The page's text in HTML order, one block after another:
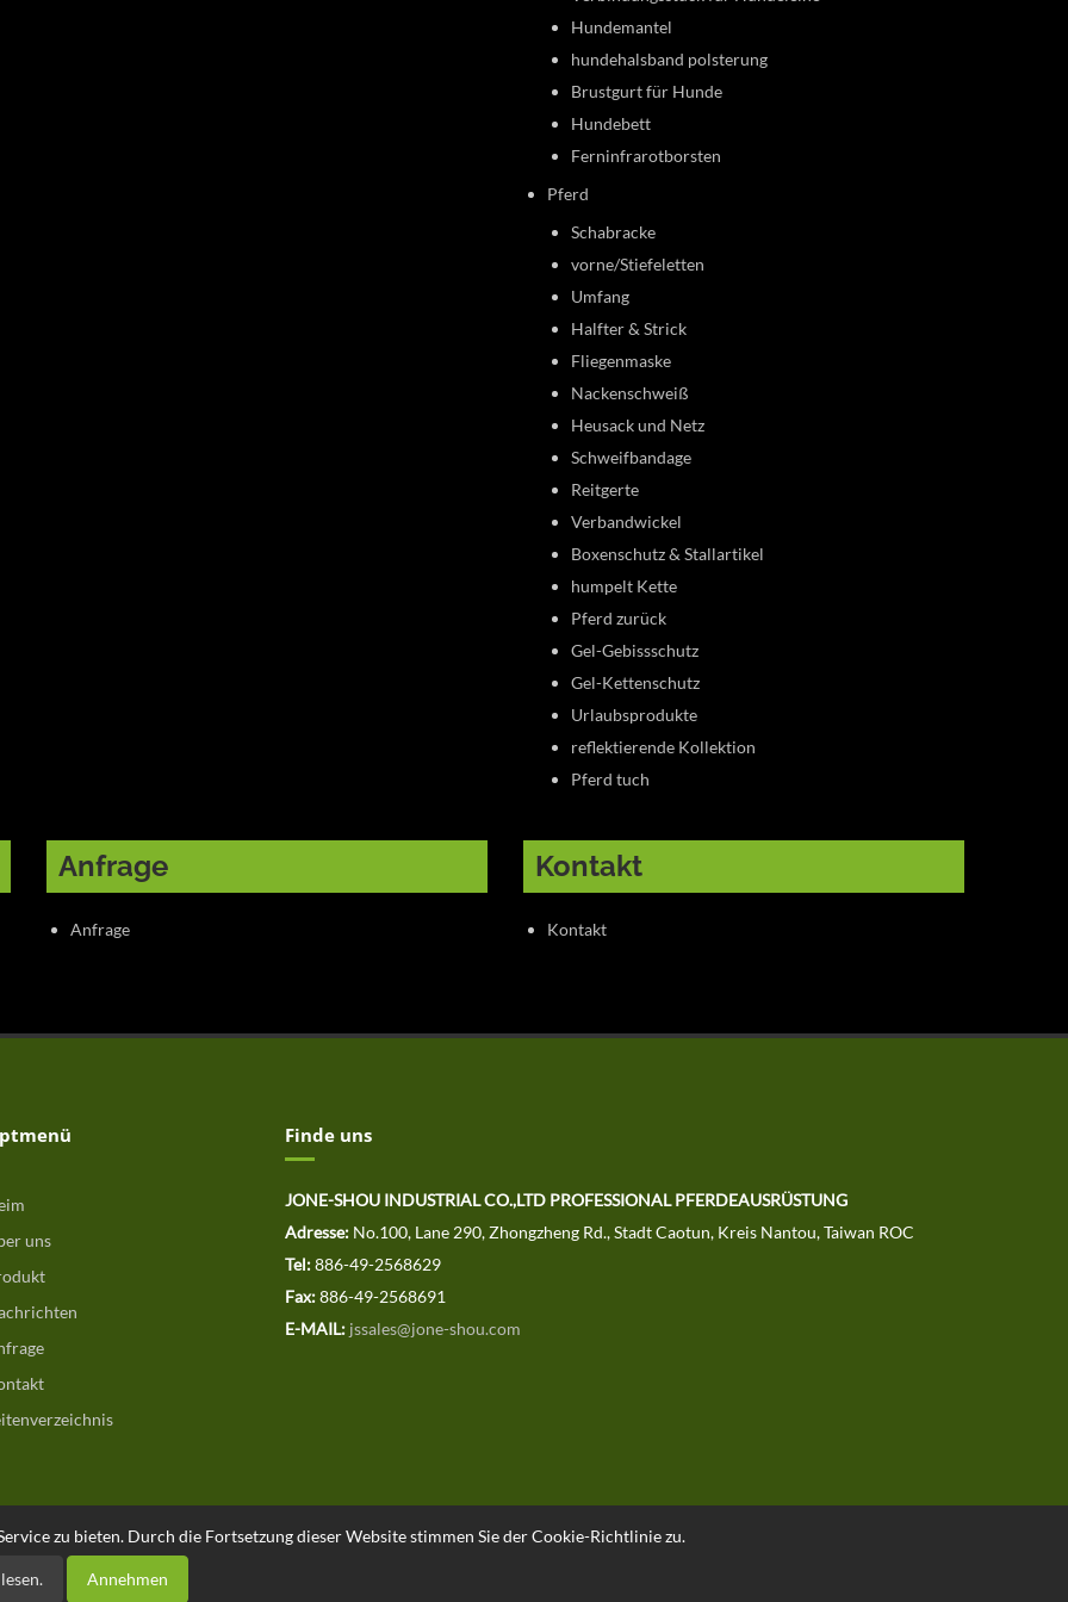
Hundemantel
hundehalsband polsterung
Brustgurt für Hunde
Hundebett
Ferninfrarotborsten
Pferd
Schabracke
vorne/Stiefeletten
Umfang
Halfter & Strick
Fliegenmaske
Nackenschweiß
Heusack und Netz
Schweifbandage
Reitgerte
Verbandwickel
Boxenschutz & Stallartikel
humpelt Kette
Pferd zurück
Gel-Gebissschutz
Gel-Kettenschutz
Urlaubsprodukte
reflektierende Kollektion
Pferd tuch
Anfrage
Anfrage
Kontakt
Kontakt
zu bieten. Durch die Fortsetzung dieser Website stimmen Sie der Cookie-Richtlinie zu.
Annehmen
uns
Finde uns
JONE-SHOU INDUSTRIAL CO.,LTD PROFESSIONAL PFERDEAUSRÜSTUNG
Adresse: No.100, Lane 290, Zhongzheng Rd., Stadt Caotun, Kreis Nantou, Taiwan ROC
Tel:886-49-2568629
Fax:886-49-2568691
E-MAIL: jssales@jone-shou.com
vorbehalten. Designed by